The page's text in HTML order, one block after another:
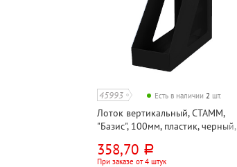
45993 Есть в наличии2 шт.
Лоток вертикальный, СТАММ,
"Базис", 100мм, пластик, черный,
358,70 руб.
При заказе от 4 штук